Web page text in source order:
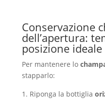
Conservazione
dell’apertura:
posizione ideale
Per mantenere lo
stapparlo:
Riponga la bottiglia